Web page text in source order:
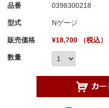
品番 0398300218
型式 Nゲージ
販売価格 ¥18,700 （税込）
数量